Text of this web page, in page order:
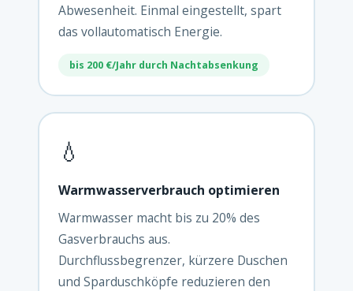
Abwesenheit. Einmal eingestellt, spart
das vollautomatisch Energie.
bis 200 €/Jahr durch Nachtabsenkung
💧
Warmwasserverbrauch optimieren
Warmwasser macht bis zu 20% des
Gasverbrauchs aus.
Durchflussbegrenzer, kürzere Duschen
und Sparduschköpfe reduzieren den